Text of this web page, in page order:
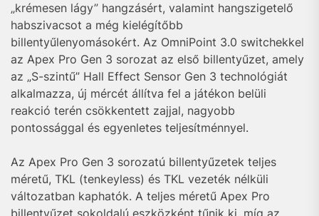
„krémesen lágy” hangzásért, valamint hangszigetelő
habszivacsot a még kielégítőbb
billentyűlenyomásokért. Az OmniPoint 3.0 switchekkel
az Apex Pro Gen 3 sorozat az első billentyűzet, amely
az „S-szintű” Hall Effect Sensor Gen 3 technológiát
alkalmazza, új mércét állítva fel a játékon belüli
reakció terén csökkentett zajjal, nagyobb
pontossággal és egyenletes teljesítménnyel.
Az Apex Pro Gen 3 sorozatú billentyűzetek teljes
méretű, TKL (tenkeyless) és TKL vezeték nélküli
változatban kaphatók. A teljes méretű Apex Pro
billentyűzet sokoldalú eszközként tűnik ki, míg az